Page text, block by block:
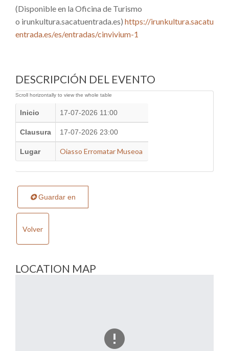
(Disponible en la Oficina de Turismo
o irunkultura.sacatuentrada.es) https://irunkultura.sacatu
entrada.es/es/entradas/cinvivium-1
DESCRIPCIÓN DEL EVENTO
Inicio 17-07-2026 11:00
Clausura 17-07-2026 23:00
Lugar Oiasso Erromatar Museoa
Guardar en
Volver
LOCATION MAP